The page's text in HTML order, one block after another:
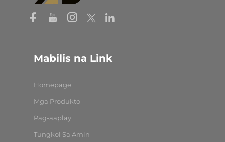
Mabilis na Link
Homepage
Mga Produkto
Pag-aaplay
Tungkol Sa Amin